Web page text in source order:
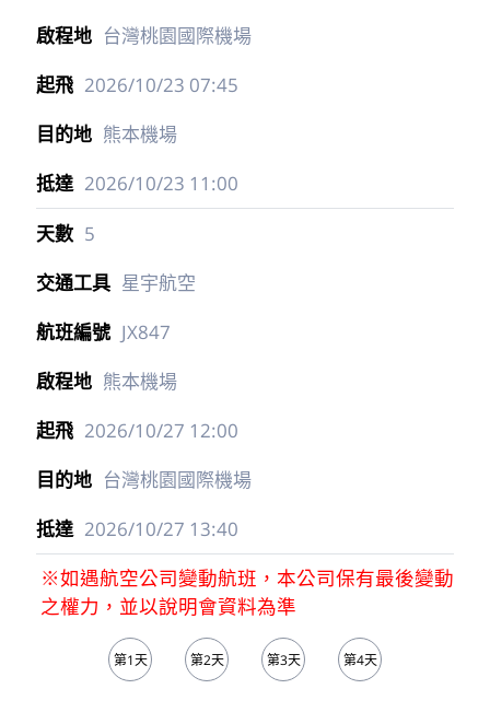
台灣桃園國際機場
2026/10/23 07:45
熊本機場
2026/10/23 11:00
5
星宇航空
JX847
熊本機場
2026/10/27 12:00
台灣桃園國際機場
2026/10/27 13:40
※如遇航空公司變動航班，本公司保有最後變動
之權力，並以說明會資料為準
第1天 第2天 第3天 第4天